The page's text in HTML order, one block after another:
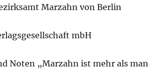
Marzahn von Berlin
mbH
Noten „Marzahn ist mehr als man